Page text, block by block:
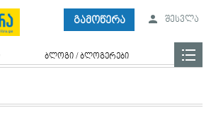
გამოწერა შესვლა
ბლოგი / ბლოგერები